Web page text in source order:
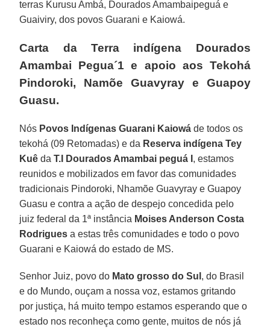
terras Kurusu Ambá, Dourados Amambaipeguá e
Guaiviry, dos povos Guarani e Kaiowá.
Carta da Terra indígena Dourados
Amambai Pegua´1 e apoio aos Tekohá
Pindoroki, Namõe Guavyray e Guapoy
Guasu.
Nós Povos Indígenas Guarani Kaiowá de todos os
tekohá (09 Retomadas) e da Reserva indígena Tey
Kuê daT.I Dourados Amambai peguá I , estamos
reunidos e mobilizados em favor das comunidades
tradicionais Pindoroki, Nhamõe Guavyray e Guapoy
Guasu e contra a ação de despejo concedida pelo
juiz federal da 1ª instância Moises Anderson Costa
Rodrigues a estas três comunidades e todo o povo
Guarani e Kaiowá do estado de MS.
Senhor Juiz, povo do Mato grosso do Sul , do Brasil
e do Mundo, ouçam a nossa voz, estamos gritando
por justiça, há muito tempo estamos esperando que o
estado nos reconheça como gente, muitos de nós já